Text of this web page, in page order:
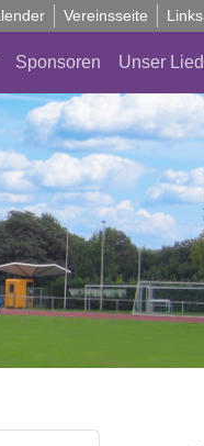
Vereinsseite Links
Sponsoren Unser Lied